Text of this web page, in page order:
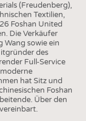
(Freudenberg),
Textilien,
Foshan United
Die Verkäufer
Wang sowie ein
des
Full-Service
hat Sitz und
Foshan
Über den